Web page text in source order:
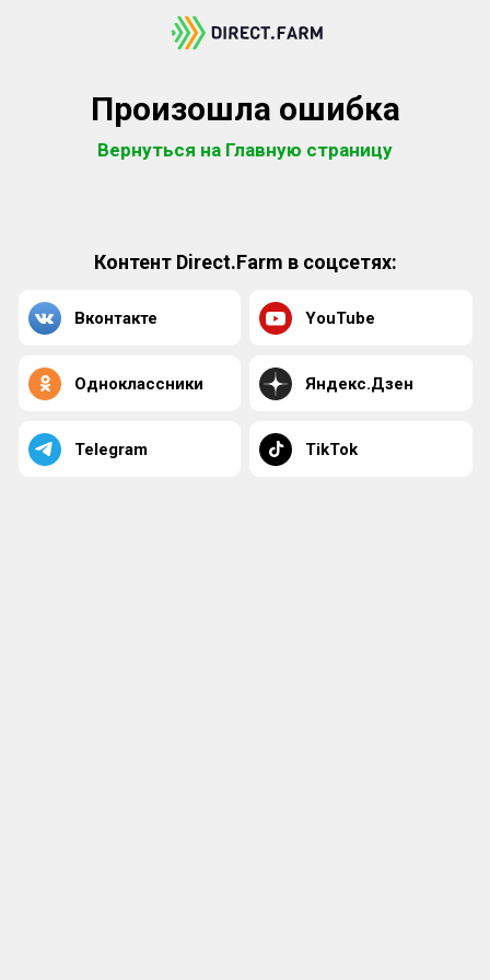
Произошла ошибка
Вернуться на Главную страницу
Контент Direct.Farm в соцсетях:
Вконтакте YouTube
Одноклассники Яндекс.Дзен
Telegram TikTok